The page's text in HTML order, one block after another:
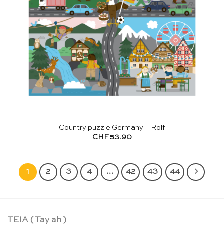
Country puzzle Germany – Rolf
CHF 53.90
1 2 3 4 … 42 43 44
TEIA ( Tay ah )